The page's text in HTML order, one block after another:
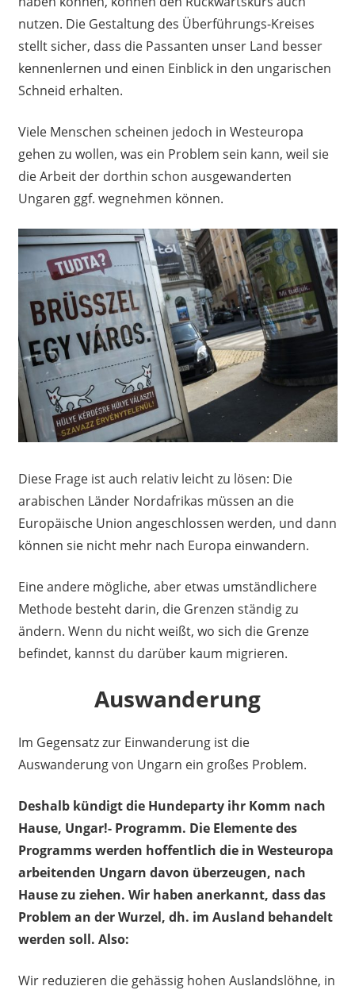
nutzen. Die Gestaltung des Überführungs-Kreises
stellt sicher, dass die Passanten unser Land besser
kennenlernen und einen Einblick in den ungarischen
Schneid erhalten.
Viele Menschen scheinen jedoch in Westeuropa
gehen zu wollen, was ein Problem sein kann, weil sie
die Arbeit der dorthin schon ausgewanderten
Ungaren ggf. wegnehmen können.
Diese Frage ist auch relativ leicht zu lösen: Die
arabischen Länder Nordafrikas müssen an die
Europäische Union angeschlossen werden, und dann
können sie nicht mehr nach Europa einwandern.
Eine andere mögliche, aber etwas umständlichere
Methode besteht darin, die Grenzen ständig zu
ändern. Wenn du nicht weißt, wo sich die Grenze
befindet, kannst du darüber kaum migrieren.
Auswanderung
Im Gegensatz zur Einwanderung ist die
Auswanderung von Ungarn ein großes Problem.
Deshalb kündigt die Hundeparty ihr Komm nach
Hause, Ungar!- Programm. Die Elemente des
Programms werden hoffentlich die in Westeuropa
arbeitenden Ungarn davon überzeugen, nach
Hause zu ziehen. Wir haben anerkannt, dass das
Problem an der Wurzel, dh. im Ausland behandelt
werden soll. Also:
Wir reduzieren die gehässig hohen Auslandslöhne, in